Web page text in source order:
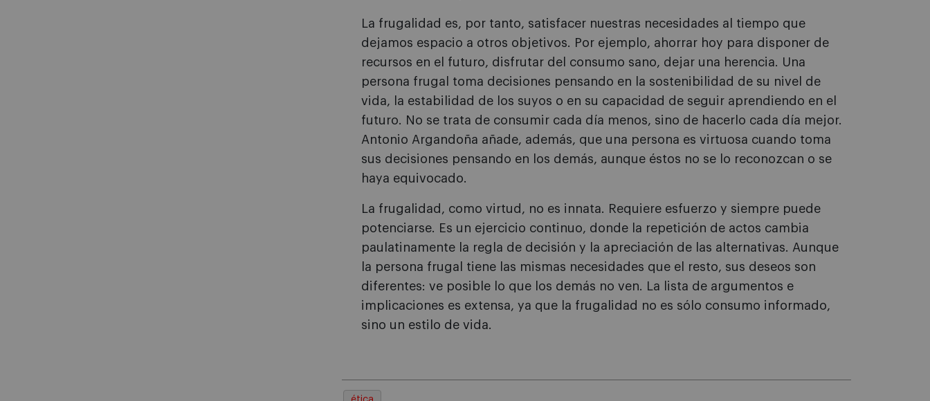
La frugalidad es, por tanto, satisfacer nuestras necesidades al tiempo que
dejamos espacio a otros objetivos. Por ejemplo, ahorrar hoy para disponer de
recursos en el futuro, disfrutar del consumo sano, dejar una herencia. Una
persona frugal toma decisiones pensando en la sostenibilidad de su nivel de
vida, la estabilidad de los suyos o en su capacidad de seguir aprendiendo en el
futuro. No se trata de consumir cada día menos, sino de hacerlo cada día mejor.
Antonio Argandoña añade, además, que una persona es virtuosa cuando toma
sus decisiones pensando en los demás, aunque éstos no se lo reconozcan o se
haya equivocado.
La frugalidad, como virtud, no es innata. Requiere esfuerzo y siempre puede
potenciarse. Es un ejercicio continuo, donde la repetición de actos cambia
paulatinamente la regla de decisión y la apreciación de las alternativas. Aunque
la persona frugal tiene las mismas necesidades que el resto, sus deseos son
diferentes: ve posible lo que los demás no ven. La lista de argumentos e
implicaciones es extensa, ya que la frugalidad no es sólo consumo informado,
sino un estilo de vida.